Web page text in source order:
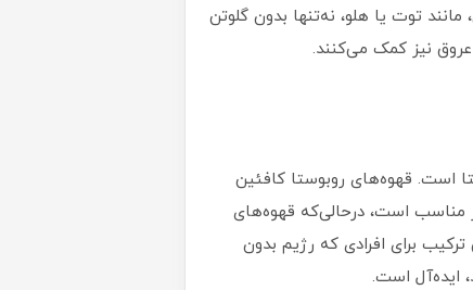
توت یا هلو، نه‌تنها بدون گلوتن
نیز کمک می‌کنند.
است. قهوه‌های روبوستا کافئین
در طول روز مناسب است، درحالی‌که قهوه‌های
ترکیب برای افرادی که رژیم بدون
ایده‌آل است.